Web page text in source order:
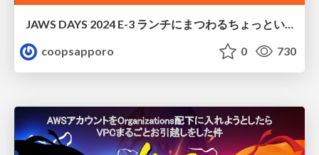
JAWS DAYS 2024 E-3 ランチにまつわるちょっといい話 〜給食がない町の小中学生に温かい昼食を〜 / School lunch for anywhere
coopsapporo
0 730